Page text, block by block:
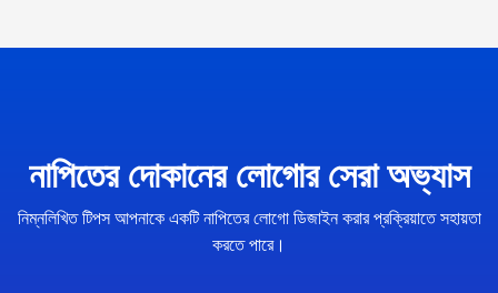
নাপিতের দোকানের লোগোর সেরা অভ্যাস
নিম্নলিখিত টিপস আপনাকে একটি নাপিতের লোগো ডিজাইন করার প্রক্রিয়াতে সহায়তা
করতে পারে।